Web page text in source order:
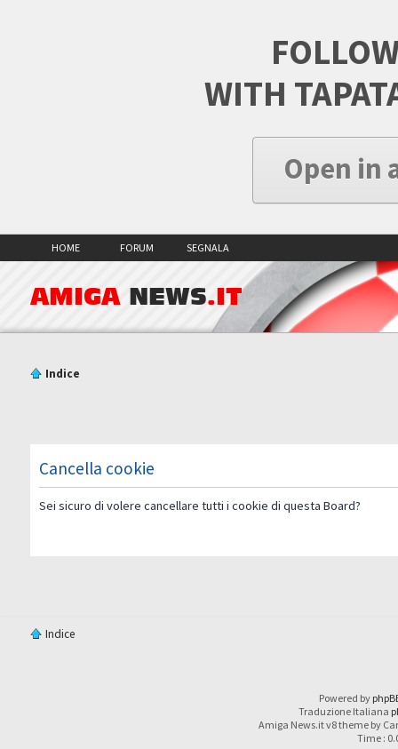
WITH
Open in
HOME FORUM SEGNALA
AMIGA NEWS.IT
Indice
Cancella cookie
Sei sicuro di volere cancellare tutti i cookie di questa Board?
Indice
Powered by
Traduzione Italiana
Amiga News.it v8 theme by
Time :